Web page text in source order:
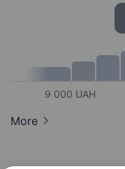
9 000 UAH
More